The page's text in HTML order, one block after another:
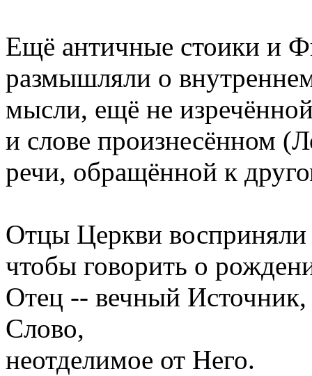
Ещё античные стоики и
размышляли о
мысли, ещё не
и слове произнесённом
речи, обращённой к
Отцы Церкви восприняли
чтобы говорить о
Отец -- вечный
Слово,
неотделимое от Него.